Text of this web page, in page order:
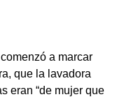
a marcar
que la lavadora
eran “de mujer que